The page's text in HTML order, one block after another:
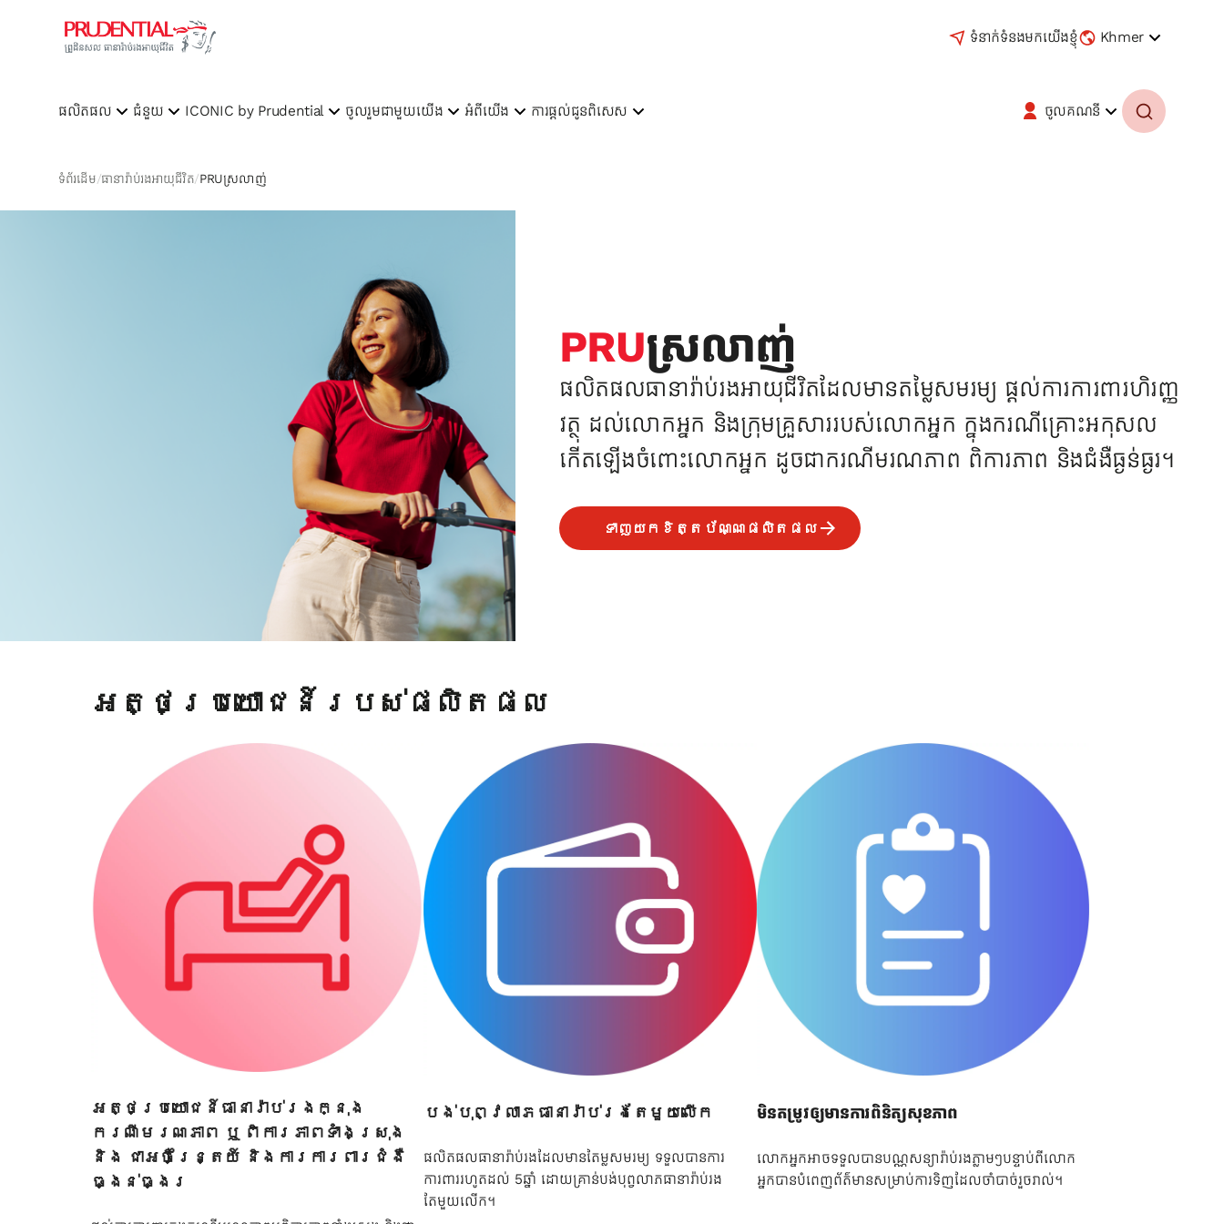
ទំនាក់ទំនងមកយើងខ្ញុំ Khmer
ផលិតផល ជំនួយ ICONIC by Prudential ចូលរួមជាមួយយើង​ អំពីយើង ការផ្តល់ជូនពិសេស ចូលគណនី
ទំព័រដើម ធានារ៉ាប់រងអាយុជីវិត PRUស្រលាញ់
PRUស្រលាញ់
ផលិតផលធានារ៉ាប់រងអាយុជីវិតដែលមានតម្លៃសមរម្យ ផ្តល់ការការពារហិរញ្ញ
វត្ថុ ដល់លោកអ្នក និងក្រុមគ្រួសាររបស់លោកអ្នក ក្នុងករណីគ្រោះអកុសល
កើតឡើងចំពោះលោកអ្នក ដូចជាករណីមរណភាព ពិការភាព និងជំងឺធ្ងន់ធ្ងរ។
ទាញយកខិត្តប័ណ្ណផលិតផល
អត្ថប្រយោជន៍របស់ផលិតផល
អត្ថប្រយោជន៍ធានារ៉ាប់រងក្នុង
ករណីមរណភាព ឬ ពិការភាពទាំងស្រុង
និង ជាអចិន្រ្តៃយ៍ និងការការពារជំងឺ
ធ្ងន់ធ្ងរ
បង់បុព្វលាភធានារ៉ាប់រងតែមួយលើក
ផលិតផលធានារ៉ាប់រងដែលមានតៃម្លសមរម្យ​ ទទួលបានការ
ការពាររហូតដល់ 5ឆ្នាំ ដោយគ្រាន់បង់បុព្វលាភធានារ៉ាប់រង
តែមួយលើក។
មិនតម្រូវឲ្យមានការពិនិត្យសុខភាព
លោកអ្នកអាចទទួលបានបណ្ណសន្យារ៉ាប់រងភ្លាមៗបន្ទាប់ពីលោក
អ្នកបានបំពេញព័ត៌មានសម្រាប់ការទិញដែលចាំបាច់រួចរាល់។